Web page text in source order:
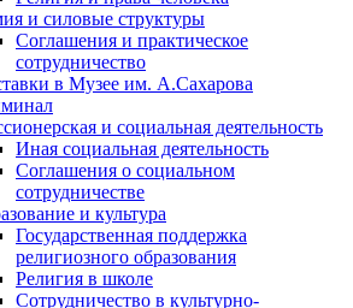
и силовые структуры
Соглашения и практическое
сотрудничество
в Музее им. А.Сахарова
и социальная деятельность
Иная социальная деятельность
Соглашения о социальном
сотрудничестве
и культура
Государственная поддержка
религиозного образования
Религия в школе
Сотрудничество в культурно-